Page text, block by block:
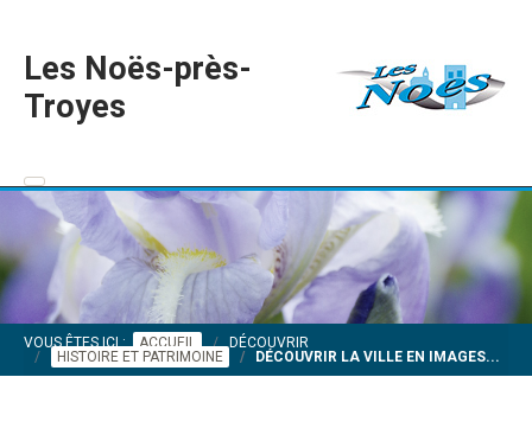
Les Noës-près-
Troyes
VOUS ÊTES ICI : ACCUEIL
DÉCOUVRIR
HISTOIRE ET PATRIMOINE
DÉCOUVRIR LA VILLE EN IMAGES...